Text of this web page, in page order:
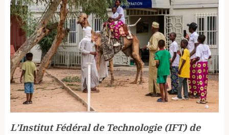
L’Institut Fédéral de Technologie (IFT) de